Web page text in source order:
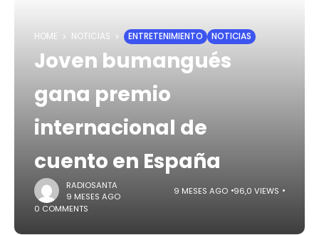
HOME NOTICIAS ENTRETENIMIENTO NOTICIAS
Joven bumangués
gana premio
internacional de
cuento en España
RADIOSANTA
9 MESES AGO
9 MESES AGO 96,0 VIEWS
0 COMMENTS